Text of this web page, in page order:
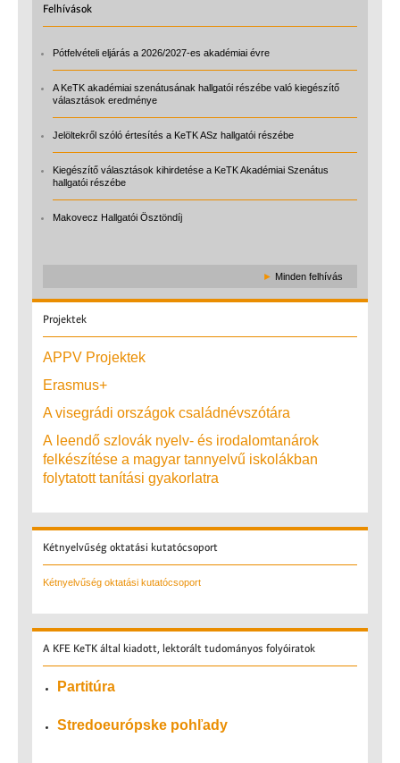
Felhívások
Pótfelvételi eljárás a 2026/2027-es akadémiai évre
A KeTK akadémiai szenátusának hallgatói részébe való kiegészítő
választások eredménye
Jelöltekről szóló értesítés a KeTK ASz hallgatói részébe
Kiegészítő választások kihirdetése a KeTK Akadémiai Szenátus
hallgatói részébe
Makovecz Hallgatói Ösztöndíj
► Minden felhívás
Projektek
APPV Projektek
Erasmus+
A visegrádi országok családnévszótára
A leendő szlovák nyelv- és irodalomtanárok
felkészítése a magyar tannyelvű iskolákban
folytatott tanítási gyakorlatra
Kétnyelvűség oktatási kutatócsoport
Kétnyelvűség oktatási kutatócsoport
A KFE KeTK által kiadott, lektorált tudományos folyóiratok
Partitúra
Stredoeurópske pohľady